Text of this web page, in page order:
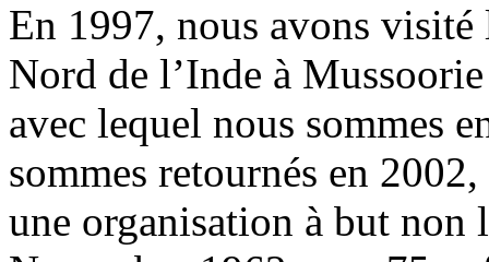
En 1997, nous avons visité
Nord de l’Inde à
avec lequel nous sommes
sommes retournés en
une organisation à but non